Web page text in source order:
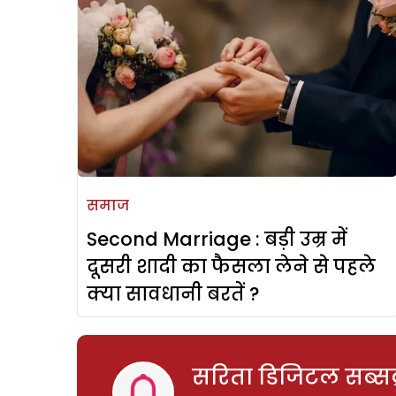
समाज
Second Marriage : बड़ी उम्र में
दूसरी शादी का फैसला लेने से पहले
क्या सावधानी बरतें ?
सरिता डिजिटल